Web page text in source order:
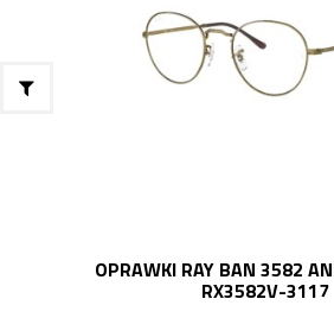
OPRAWKI RAY BAN 3582
RX3582V-3117